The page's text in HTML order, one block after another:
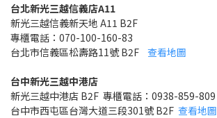
台北新光三越信義店A11
新光三越信義新天地 A11 B2F
專櫃電話：070-100-160-83
台北市信義區松壽路11號 B2F 查看地圖
台中新光三越中港店
新光三越中港店 B2F 專櫃電話：0938-859-809
台中市西屯區台灣大道三段301號 B2F 查看地圖